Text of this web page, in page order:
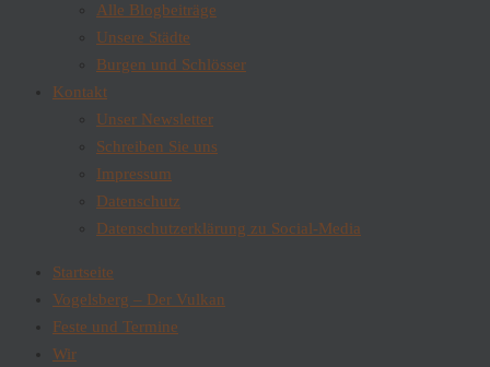
Alle Blogbeiträge
Unsere Städte
Burgen und Schlösser
Kontakt
Unser Newsletter
Schreiben Sie uns
Impressum
Datenschutz
Datenschutzerklärung zu Social-Media
Startseite
Vogelsberg – Der Vulkan
Feste und Termine
Wir